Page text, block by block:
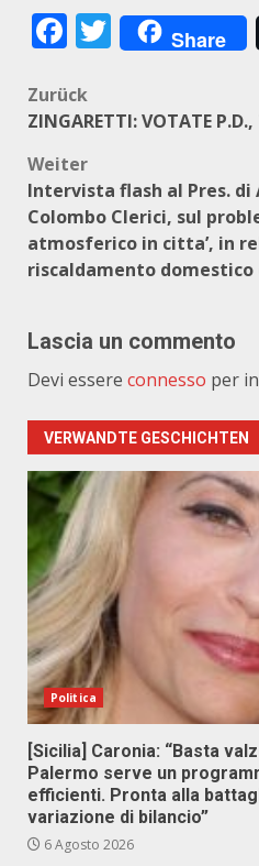
Facebook
Twitter
Share
Zurück
ZINGARETTI: VOTATE
Weiter
Intervista flash al Pres. di
Colombo Clerici, sul
atmosferico in citta’, in
riscaldamento
Lascia un commento
Devi essere connesso per
VERWANDTE GESCHICHTEN
Politica
[Sicilia] Caronia: “Basta
Palermo serve un
efficienti. Pronta alla
variazione di bilancio”
6 Agosto 2026